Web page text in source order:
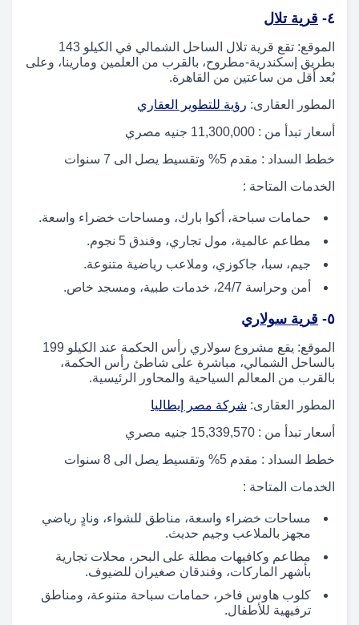
٤- قرية تلال
الموقع: تقع قرية تلال الساحل الشمالي في الكيلو 143
بطريق إسكندرية-مطروح، بالقرب من العلمين ومارينا، وعلى
بُعد أقل من ساعتين من القاهرة.
المطور العقارى: رؤية للتطوير العقاري
أسعار تبدأ من : 11,300,000 جنيه مصري
خطط السداد : مقدم 5% وتقسيط يصل الى 7 سنوات
الخدمات المتاحة :
حمامات سباحة، أكوا بارك، ومساحات خضراء واسعة.
مطاعم عالمية، مول تجاري، وفندق 5 نجوم.
جيم، سبا، جاكوزي، وملاعب رياضية متنوعة.
أمن وحراسة 24/7، خدمات طبية، ومسجد خاص.
٥- قرية سولاري
الموقع: يقع مشروع سولاري رأس الحكمة عند الكيلو 199
بالساحل الشمالي، مباشرة على شاطئ رأس الحكمة،
بالقرب من المعالم السياحية والمحاور الرئيسية.
المطور العقارى: شركة مصر إيطاليا
أسعار تبدأ من : 15,339,570 جنيه مصري
خطط السداد : مقدم 5% وتقسيط يصل الى 8 سنوات
الخدمات المتاحة :
مساحات خضراء واسعة، مناطق للشواء، ونادٍ رياضي
مجهز بالملاعب وجيم حديث.
مطاعم وكافيهات مطلة على البحر، محلات تجارية
بأشهر الماركات، وفندقان صغيران للضيوف.
كلوب هاوس فاخر، حمامات سباحة متنوعة، ومناطق
ترفيهية للأطفال.